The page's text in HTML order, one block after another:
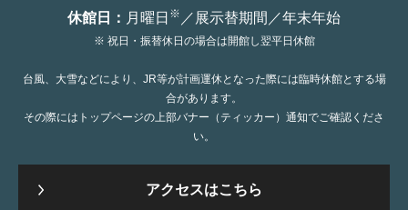
休館日： 月曜日 ※ ／展示替期間／年末年始
※ 祝日・振替休日の場合は開館し翌平日休館
台風、大雪などにより、JR等が計画運休となった際には臨時休館とする場
合があります。
その際にはトップページの上部バナー（ティッカー）通知でご確認くださ
い。
アクセスはこちら